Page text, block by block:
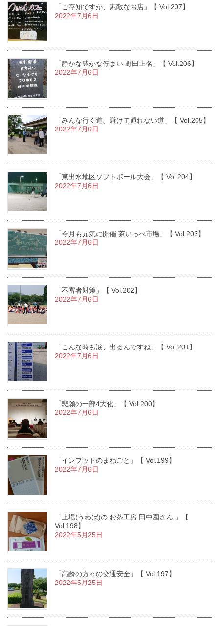
「ご存知ですか、素敵なお店」【 Vol.207】
2022年7月6日
「静かな豊かな佇まい 野田上名」【 Vol.206】
2022年7月6日
「みんな行く道、避けて通れない道」【 Vol.205】
2022年7月6日
「東出水地区ソフトボール大会」【 Vol.204】
2022年7月6日
「今月も元気に開催 茶いっぺ市場」【 Vol.203】
2022年7月6日
「不審者対策」【 Vol.202】
2022年7月6日
「こんな時も涙、出るんですね」【 Vol.201】
2022年7月6日
「悲願の一部4大化」【 Vol.200】
2022年7月6日
「インプットのまねごと」【 Vol.199】
2022年7月6日
「上場(うわば)の お茶工房 田中園さん 」【
Vol.198】
2022年5月25日
「高齢の方々の交通安全」【 Vol.197】
2022年5月25日